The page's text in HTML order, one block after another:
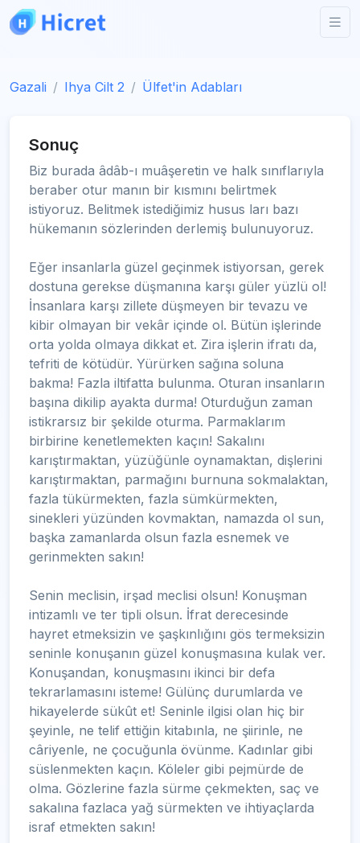
Gazali Ihya Cilt 2 Ülfet'in Adabları
Sonuç
Biz burada âdâb-ı muâşeretin ve halk sınıflarıyla
beraber otur manın bir kısmını belirtmek
istiyoruz. Belitmek istediğimiz husus ları bazı
hükemanın sözlerinden derlemiş bulunuyoruz.
Eğer insanlarla güzel geçinmek istiyorsan, gerek
dostuna gerekse düşmanına karşı güler yüzlü ol!
İnsanlara karşı zillete düşmeyen bir tevazu ve
kibir olmayan bir vekâr içinde ol. Bütün işlerinde
orta yolda olmaya dikkat et. Zira işlerin ifratı da,
tefriti de kötüdür. Yürürken sağına soluna
bakma! Fazla iltifatta bulunma. Oturan insanların
başına dikilip ayakta durma! Oturduğun zaman
istikrarsız bir şekilde oturma. Parmaklarım
birbirine kenetlemekten kaçın! Sakalını
karıştırmaktan, yüzüğünle oynamaktan, dişlerini
karıştırmaktan, parmağını burnuna sokmalaktan,
fazla tükürmekten, fazla sümkürmekten,
sinekleri yüzünden kovmaktan, namazda ol sun,
başka zamanlarda olsun fazla esnemek ve
gerinmekten sakın!
Senin meclisin, irşad meclisi olsun! Konuşman
intizamlı ve ter tipli olsun. İfrat derecesinde
hayret etmeksizin ve şaşkınlığını gös termeksizin
seninle konuşanın güzel konuşmasına kulak ver.
Konuşandan, konuşmasını ikinci bir defa
tekrarlamasını isteme! Gülünç durumlarda ve
hikayelerde sükût et! Seninle ilgisi olan hiç bir
şeyinle, ne telif ettiğin kitabınla, ne şiirinle, ne
câriyenle, ne çocuğunla övünme. Kadınlar gibi
süslenmekten kaçın. Köleler gibi pejmürde de
olma. Gözlerine fazla sürme çekmekten, saç ve
sakalına fazlaca yağ sürmekten ve ihtiyaçlarda
israf etmekten sakın!